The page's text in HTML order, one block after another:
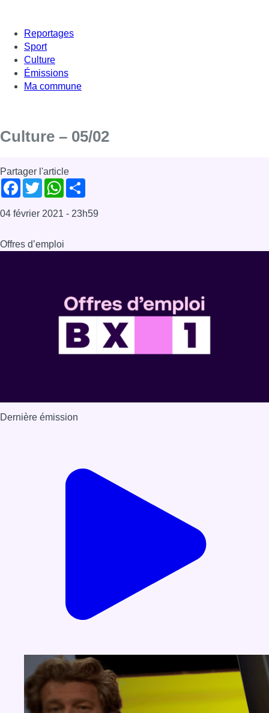
Reportages
Sport
Culture
Émissions
Ma commune
Culture – 05/02
Partager l'article
Facebook
TwitterWhatsApp
04 février 2021 - 23h59
Offres d’emploi
Dernière émission